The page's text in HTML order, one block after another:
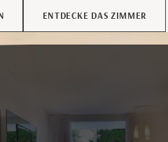
ENTDECKE DAS ZIMMER